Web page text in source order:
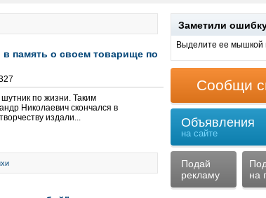
память о своем товарище по
по жизни. Таким
Николаевич скончался в
издали...
Заметили
Выделите ее мышкой
Сообщи
Объявления
на сайте
Подай
рекламу
на